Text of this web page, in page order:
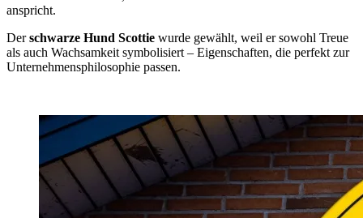
anspricht.
Derschwarze Hund Scottie wurde gewählt, weil er sowohl Treue
als auch Wachsamkeit symbolisiert – Eigenschaften, die perfekt zur
Unternehmensphilosophie passen.